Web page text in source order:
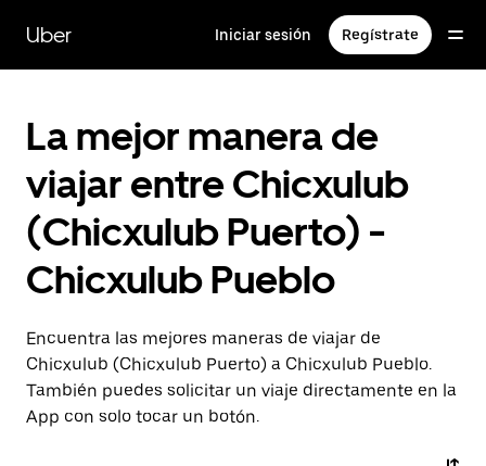
contenido
principal
Uber Iniciar sesión Regístrate
La mejor manera de
viajar entre Chicxulub
(Chicxulub Puerto) -
Chicxulub Pueblo
Encuentra las mejores maneras de viajar de
Chicxulub (Chicxulub Puerto) a Chicxulub Pueblo.
También puedes solicitar un viaje directamente en la
App con solo tocar un botón.